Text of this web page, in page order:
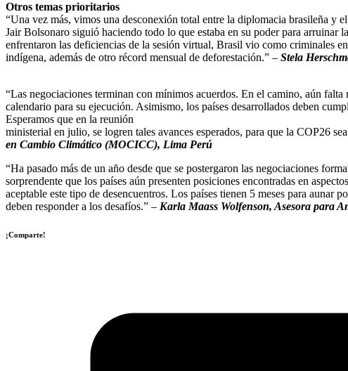
Otros temas prioritarios
“Una vez más, vimos una desconexión total entre la diplomacia brasileña y
Jair Bolsonaro siguió haciendo todo lo que estaba en su poder para arruinar
enfrentaron las deficiencias de la sesión virtual, Brasil vio como criminales
indígena, además de otro récord mensual de deforestación.” – Stela
“Las negociaciones terminan con mínimos acuerdos. En el camino, aún
calendario para su ejecución. Asimismo, los países desarrollados deben
Esperamos que en la reunión
ministerial en julio, se logren tales avances esperados, para que la COP26
en Cambio Climático (MOCICC), Lima Perú
“Ha pasado más de un año desde que se postergaron las negociaciones
sorprendente que los países aún presenten posiciones encontradas en
aceptable este tipo de desencuentros. Los países tienen 5 meses para
deben responder a los desafíos.” – Karla Maass Wolfenson, Asesora para
¡Comparte!